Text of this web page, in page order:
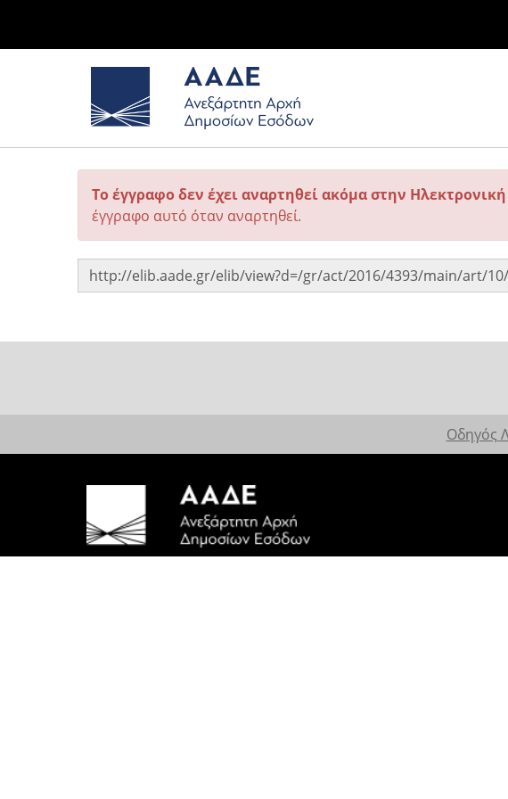
Το έγγραφο δεν έχει αναρτηθεί ακόμα στην
έγγραφο αυτό όταν αναρτηθεί.
Οδηγός